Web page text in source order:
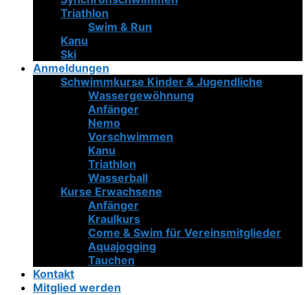
Triathlon
Swim & Run
Kanu
Ski
Anmeldungen
Schwimmkurse Kinder & Jugendliche
Wassergewöhnung
Anfänger
Nemo
Vorschwimmen
Kanu
Triathlon
Wasserball
Kurse Erwachsene
Anfänger
Kraulkurs
Come & Swim für Vereinsmitglieder
Aquajogging
Tauchen
Kontakt
Mitglied werden